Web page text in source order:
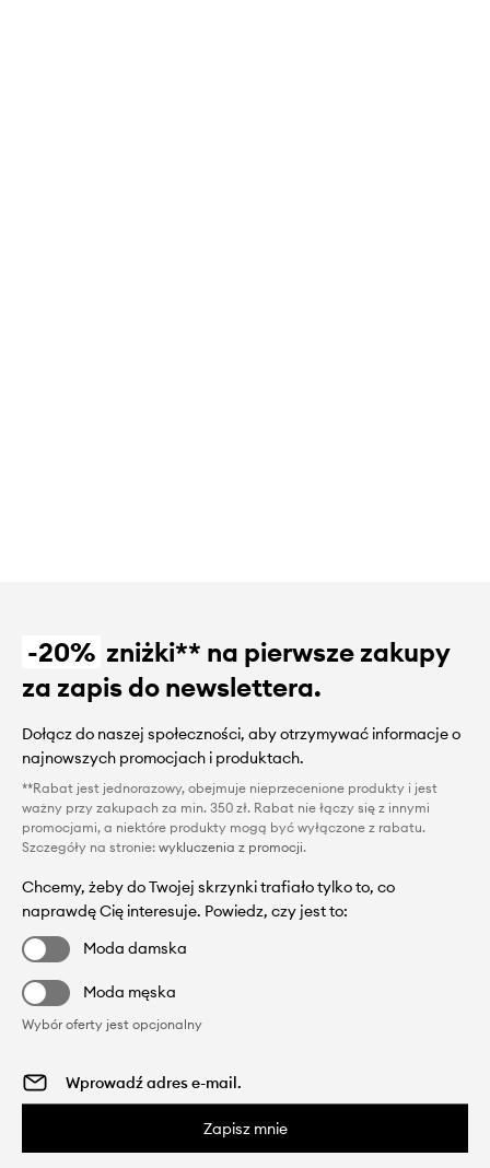
-20% zniżki** na pierwsze zakupy
za zapis do newslettera.
Dołącz do naszej społeczności, aby otrzymywać informacje o
najnowszych promocjach i produktach.
**Rabat jest jednorazowy, obejmuje nieprzecenione produkty i jest
ważny przy zakupach za min. 350 zł. Rabat nie łączy się z innymi
promocjami, a niektóre produkty mogą być wyłączone z rabatu.
Szczegóły na stronie: wykluczenia z promocji.
Chcemy, żeby do Twojej skrzynki trafiało tylko to, co
naprawdę Cię interesuje. Powiedz, czy jest to:
Moda damska
Moda męska
Wybór oferty jest opcjonalny
Zapisz mnie